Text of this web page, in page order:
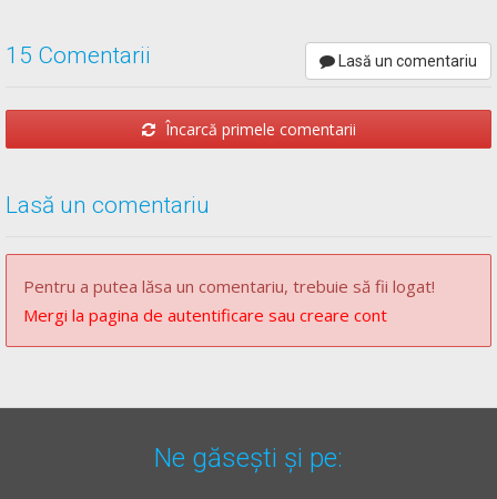
15 Comentarii Lasă un comentariu
Încarcă primele comentarii
Lasă un comentariu
Pentru a putea lăsa un comentariu, trebuie să fii logat!
Mergi la pagina de autentificare sau creare cont
Ne găsești și pe: